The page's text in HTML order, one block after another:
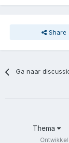
Share
Ga naar
Thema